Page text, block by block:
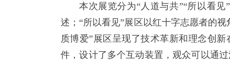
本次展览分为“人道与共”“所以看
述；“所以看见”展区以红十字志愿者的
质博爱”展区呈现了技术革新和理念创
件，设计了多个互动装置，观众可以通